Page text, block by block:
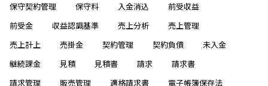
保守契約管理
保守料 入金消込
前受収益
前受金
収益認識基準 売上分析
売上管理
売上計上
売掛金 契約管理 契約負債
未入金
継続課金
見積 見積書 請求
請求書
請求管理
販売管理 適格請求書 電子帳簿保存法